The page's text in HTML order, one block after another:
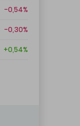
-0,54%
-0,30%
+0,54%